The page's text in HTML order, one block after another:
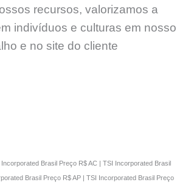
recursos, valorizamos a
indivíduos e culturas em nosso
e no site do cliente
Brasil Preço R$ AC | TSI Incorporated Brasil
Brasil Preço R$ AP | TSI Incorporated Brasil Preço